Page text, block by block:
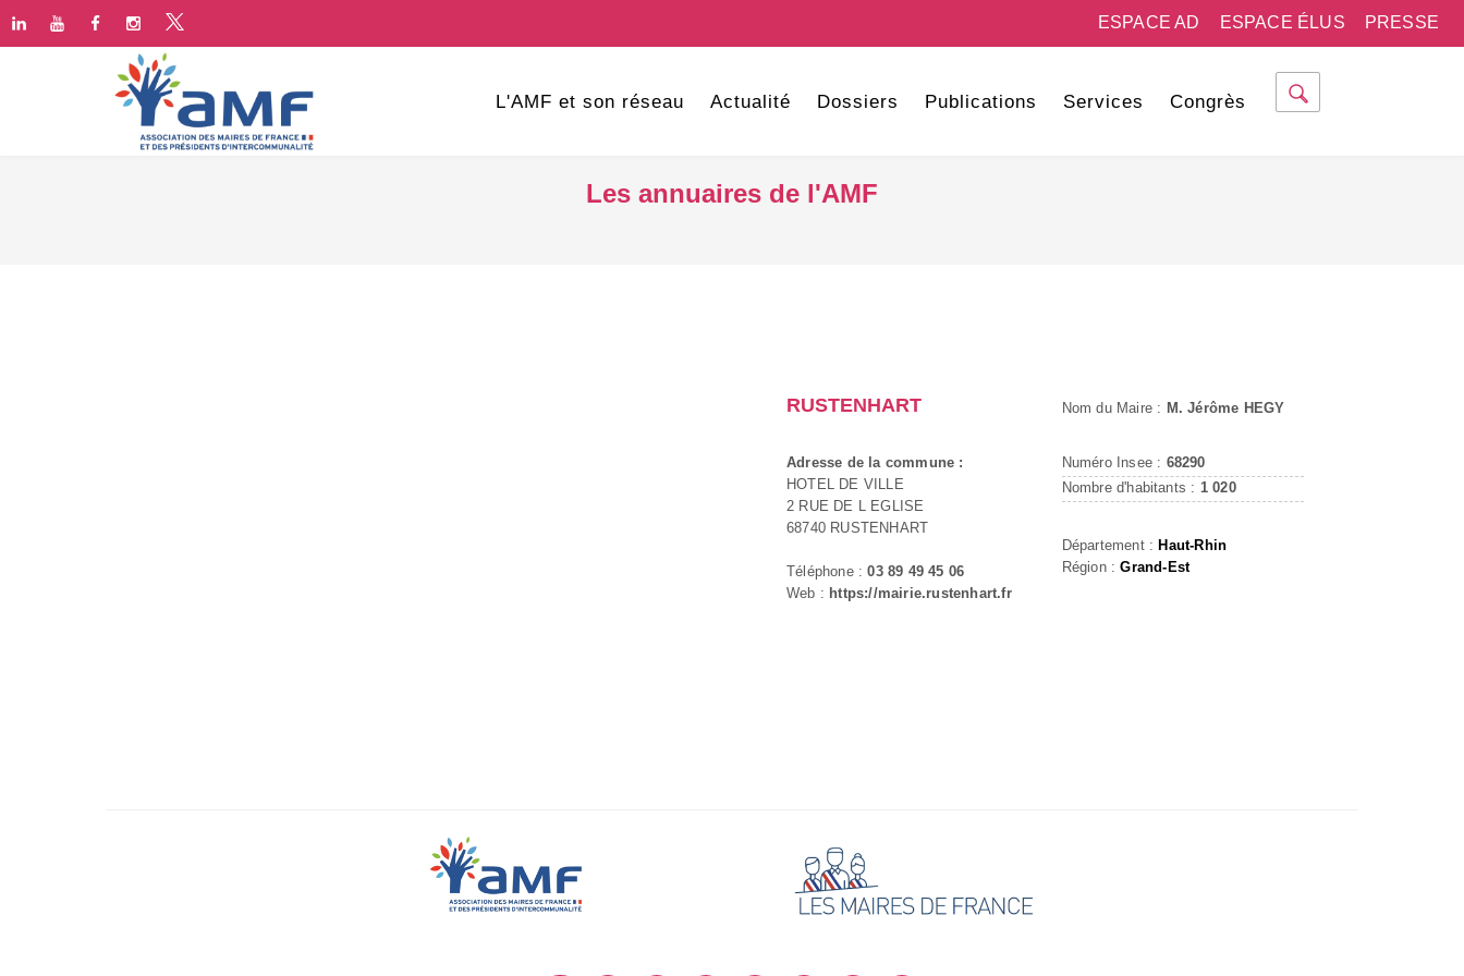
PRESSE
ESPACE ÉLUS
ESPACE AD
L'AMF et son réseau Actualité Dossiers Publications Services Congrès
Les annuaires de l'AMF
RUSTENHART
Adresse de la commune :
HOTEL DE VILLE
2 RUE DE L EGLISE
68740 RUSTENHART
Téléphone :03 89 49 45 06
Web : https://mairie.rustenhart.fr
Nom du Maire : M. Jérôme HEGY
Numéro Insee : 68290
Nombre d'habitants : 1 020
Département : Haut-Rhin
Région :Grand-Est